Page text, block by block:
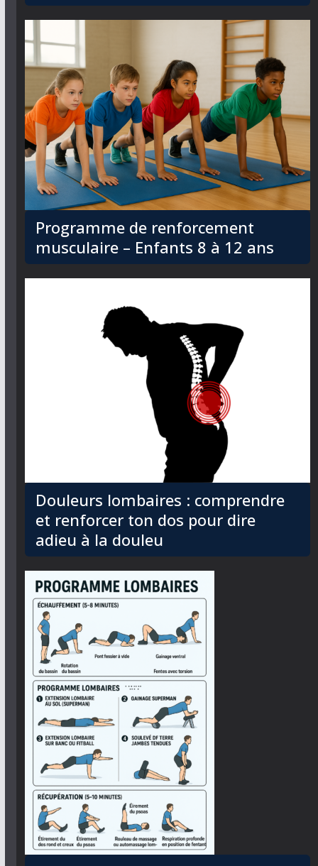
Programme de renforcement
musculaire – Enfants 8 à 12 ans
Douleurs lombaires : comprendre
et renforcer ton dos pour dire
adieu à la douleu